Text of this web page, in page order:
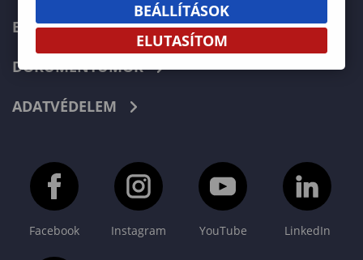
E-LEARNING
DOKUMENTUMOK
ADATVÉDELEM
Facebook Instagram YouTube LinkedIn
BEÁLLÍTÁSOK
ELUTASÍTOM